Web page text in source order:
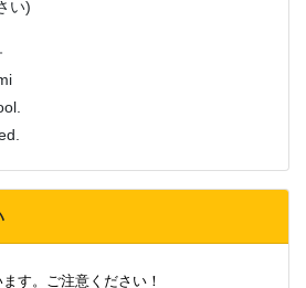
)
す。ご注意ください！